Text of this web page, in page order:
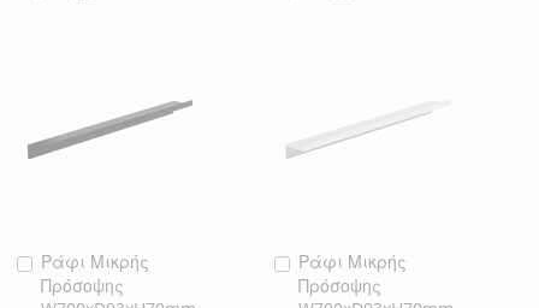
ΕΠΙΘΥΜΙΏΝ
Ράφι Μικρής
Πρόσοψης
Προσθήκη
στο
Ράφι Μικρής
Πρόσοψης
Προσθήκη
στο